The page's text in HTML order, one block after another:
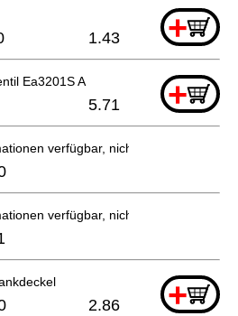
+
1.43
Ea3201S A +
5.71
verfügbar, nicht bestellbar
verfügbar, nicht bestellbar
+
2.86